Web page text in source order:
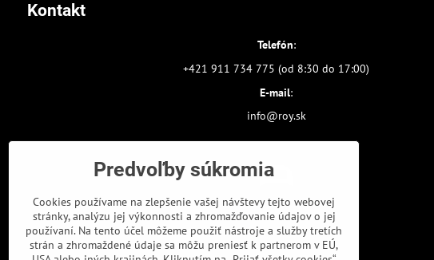
Kontakt
Telefón:
+421 911 734 775 (od 8:30 do 17:00)
E-mail:
info@roy.sk
Predvoľby súkromia
Cookies používame na zlepšenie vašej návštevy tejto webovej
stránky, analýzu jej výkonnosti a zhromažďovanie údajov o jej
používaní. Na tento účel môžeme použiť nástroje a služby tretích
strán a zhromaždené údaje sa môžu preniesť k partnerom v EÚ,